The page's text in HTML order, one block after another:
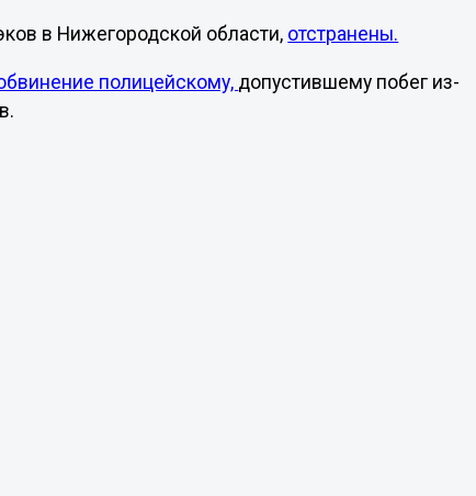
в Нижегородской области, отстранены.
полицейскому, допустившему побег из-